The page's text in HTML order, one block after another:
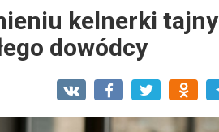
kelnerki tajny
dowódcy